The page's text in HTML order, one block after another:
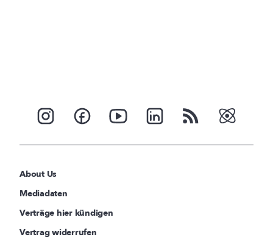
About Us
Mediadaten
Verträge hier kündigen
Vertrag widerrufen